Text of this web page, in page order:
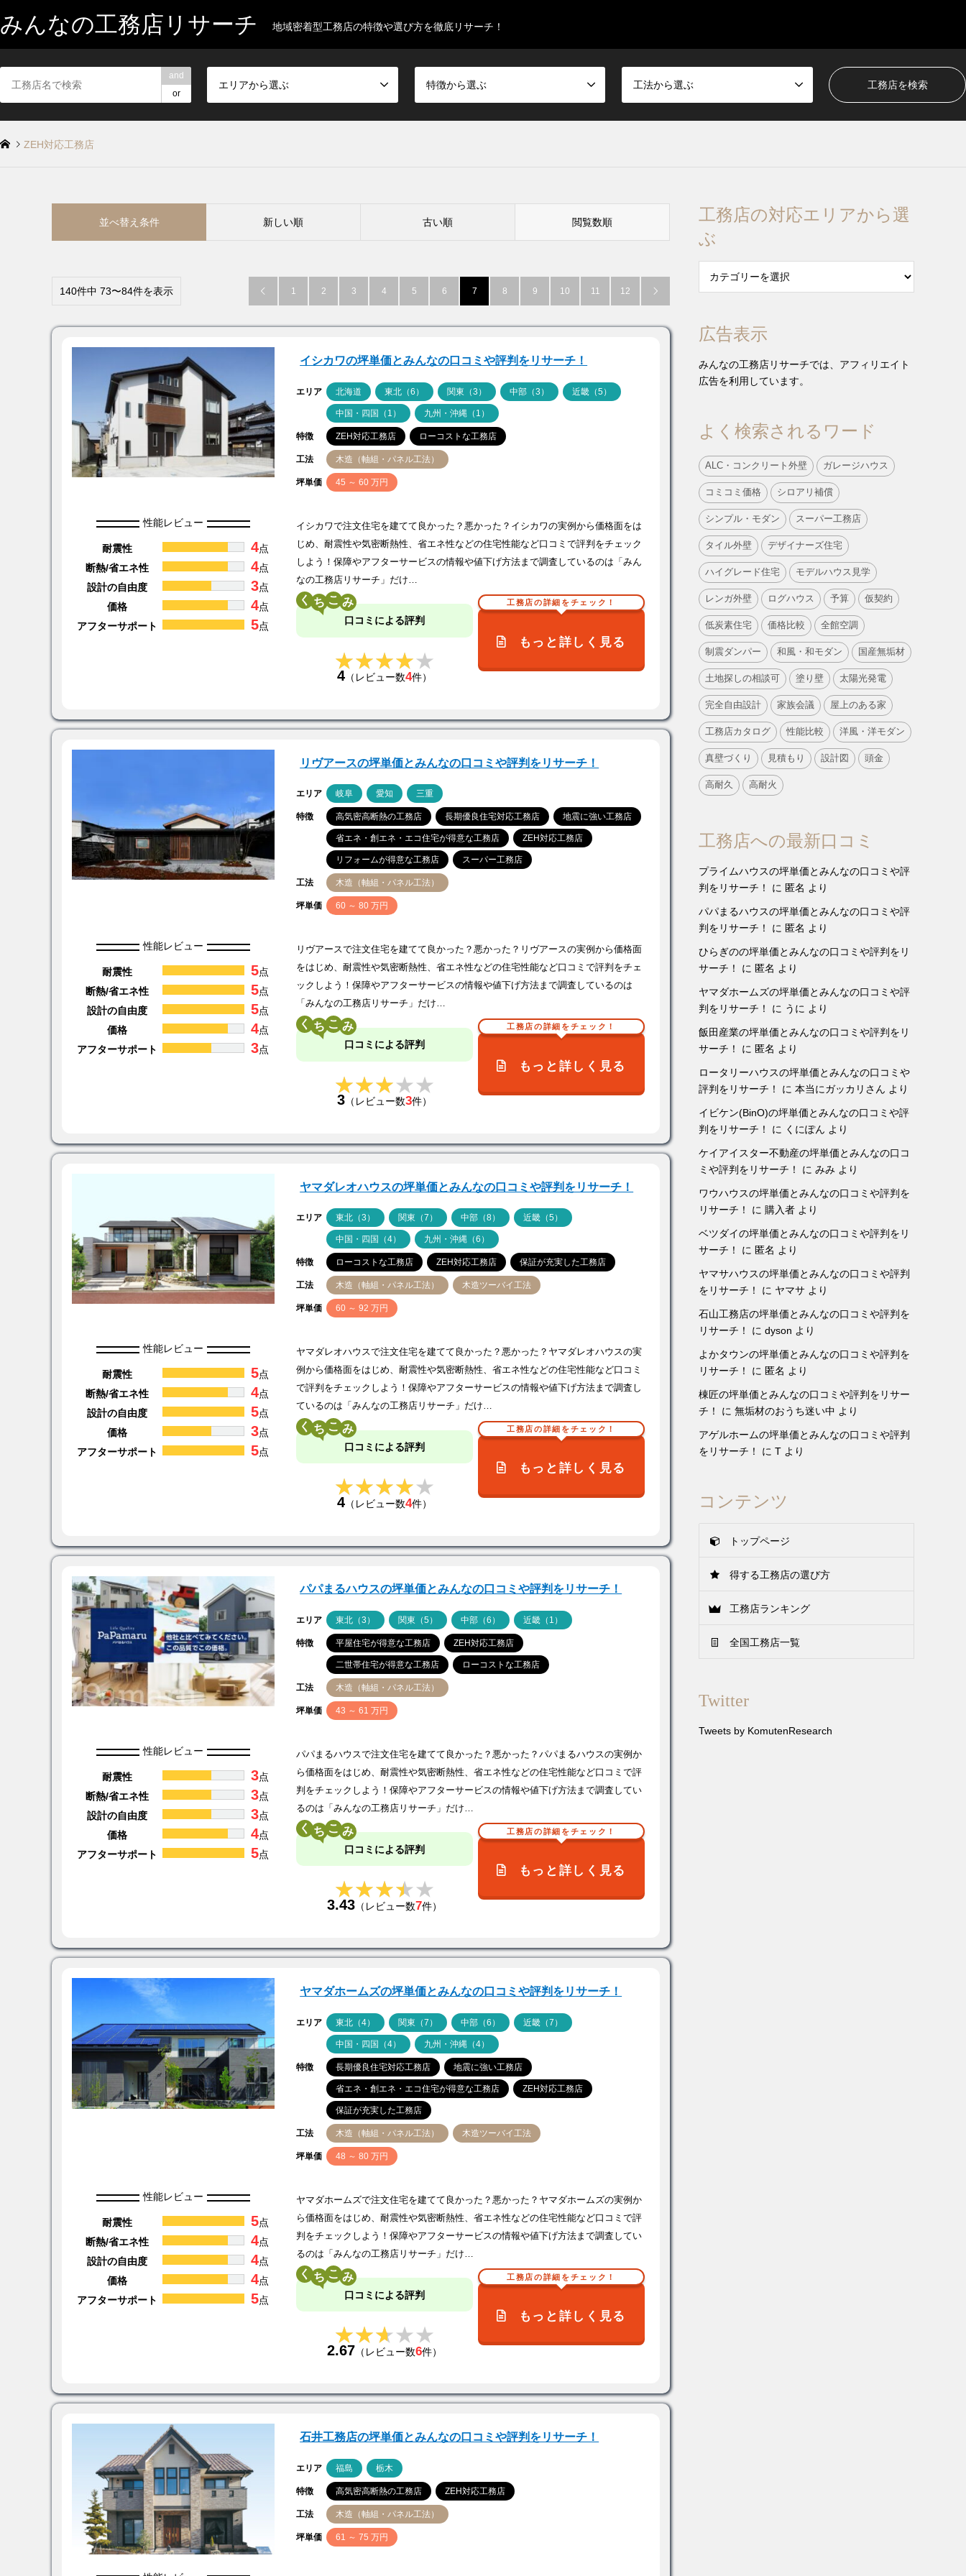
みんなの工務店リサーチ 地域密着型工務店の特徴や選び方を徹底リサーチ！
and
or
エリアから選ぶ 特徴から選ぶ 工法から選ぶ
ZEH対応工務店
並べ替え条件 新しい順 古い順 閲覧数順
140件中 73〜84件を表示  1 2 3 4 5 6 7 8 9 10 11 12 
イシカワの坪単価とみんなの口コミや評判をリサーチ！
エリア 北海道 東北（6） 関東（3） 中部（3） 近畿（5）
中国・四国（1） 九州・沖縄（1）
特徴 ZEH対応工務店 ローコストな工務店
工法 木造（軸組・パネル工法）
坪単価 45 ～ 60 万円
性能レビュー
耐震性 4点
断熱/省エネ性
4点
設計の自由度
3点
価格
4点
アフターサポート
5点
イシカワで注文住宅を建てて良かった？悪かった？イシカワの実例から価格面をは
じめ、耐震性や気密断熱性、省エネ性などの住宅性能など口コミで評判をチェック
しよう！保障やアフターサービスの情報や値下げ方法まで調査しているのは「みん
なの工務店リサーチ」だけ…
く こ
口コミによる評判
★★★★★
★★★★★
4 （レビュー数4件）
工務店の詳細をチェック！
もっと詳しく見る
リヴアースの坪単価とみんなの口コミや評判をリサーチ！
エリア 岐阜 愛知 三重
特徴 高気密高断熱の工務店 長期優良住宅対応工務店 地震に強い工務店
省エネ・創エネ・エコ住宅が得意な工務店 ZEH対応工務店
リフォームが得意な工務店 スーパー工務店
工法 木造（軸組・パネル工法）
坪単価 60 ～ 80 万円
性能レビュー
耐震性 5点
断熱/省エネ性
5点
設計の自由度
5点
価格
4点
アフターサポート
3点
リヴアースで注文住宅を建てて良かった？悪かった？リヴアースの実例から価格面
をはじめ、耐震性や気密断熱性、省エネ性などの住宅性能など口コミで評判をチェ
ックしよう！保障やアフターサービスの情報や値下げ方法まで調査しているのは
「みんなの工務店リサーチ」だけ…
く こ
口コミによる評判
★★★★★
★★★★★
3 （レビュー数3件）
工務店の詳細をチェック！
もっと詳しく見る
ヤマダレオハウスの坪単価とみんなの口コミや評判をリサーチ！
エリア 東北（3） 関東（7） 中部（8） 近畿（5）
中国・四国（4） 九州・沖縄（6）
特徴 ローコストな工務店 ZEH対応工務店 保証が充実した工務店
工法 木造（軸組・パネル工法） 木造ツーバイ工法
坪単価 60 ～ 92 万円
性能レビュー
耐震性 5点
断熱/省エネ性
4点
設計の自由度
5点
価格
3点
アフターサポート
5点
ヤマダレオハウスで注文住宅を建てて良かった？悪かった？ヤマダレオハウスの実
例から価格面をはじめ、耐震性や気密断熱性、省エネ性などの住宅性能など口コミ
で評判をチェックしよう！保障やアフターサービスの情報や値下げ方法まで調査し
ているのは「みんなの工務店リサーチ」だけ…
く こ
口コミによる評判
★★★★★
★★★★★
4 （レビュー数4件）
工務店の詳細をチェック！
もっと詳しく見る
パパまるハウスの坪単価とみんなの口コミや評判をリサーチ！
エリア 東北（3） 関東（5） 中部（6） 近畿（1）
特徴 平屋住宅が得意な工務店 ZEH対応工務店
二世帯住宅が得意な工務店 ローコストな工務店
工法 木造（軸組・パネル工法）
坪単価 43 ～ 61 万円
性能レビュー
耐震性 3点
断熱/省エネ性
3点
設計の自由度
3点
価格
4点
アフターサポート
5点
パパまるハウスで注文住宅を建てて良かった？悪かった？パパまるハウスの実例か
ら価格面をはじめ、耐震性や気密断熱性、省エネ性などの住宅性能など口コミで評
判をチェックしよう！保障やアフターサービスの情報や値下げ方法まで調査してい
るのは「みんなの工務店リサーチ」だけ…
く こ
口コミによる評判
★★★★★
★★★★★
3.43 （レビュー数7件）
工務店の詳細をチェック！
もっと詳しく見る
ヤマダホームズの坪単価とみんなの口コミや評判をリサーチ！
エリア 東北（4） 関東（7） 中部（6） 近畿（7）
中国・四国（4） 九州・沖縄（4）
特徴 長期優良住宅対応工務店 地震に強い工務店
省エネ・創エネ・エコ住宅が得意な工務店 ZEH対応工務店
保証が充実した工務店
工法 木造（軸組・パネル工法） 木造ツーバイ工法
坪単価 48 ～ 80 万円
性能レビュー
耐震性 5点
断熱/省エネ性
4点
設計の自由度
4点
価格
4点
アフターサポート
5点
ヤマダホームズで注文住宅を建てて良かった？悪かった？ヤマダホームズの実例か
ら価格面をはじめ、耐震性や気密断熱性、省エネ性などの住宅性能など口コミで評
判をチェックしよう！保障やアフターサービスの情報や値下げ方法まで調査してい
るのは「みんなの工務店リサーチ」だけ…
く こ
口コミによる評判
★★★★★
★★★★★
2.67 （レビュー数6件）
工務店の詳細をチェック！
もっと詳しく見る
石井工務店の坪単価とみんなの口コミや評判をリサーチ！
エリア 福島 栃木
特徴 高気密高断熱の工務店 ZEH対応工務店
工法 木造（軸組・パネル工法）
坪単価 61 ～ 75 万円
工務店の対応エリアから選
ぶ
広告表示
みんなの工務店リサーチでは、アフィリエイト
広告を利用しています。
よく検索されるワード
ALC・コンクリート外壁 ガレージハウス
コミコミ価格 シロアリ補償
シンプル・モダン スーパー工務店
タイル外壁 デザイナーズ住宅
ハイグレード住宅 モデルハウス見学
レンガ外壁 ログハウス 予算 仮契約
低炭素住宅 価格比較 全館空調
制震ダンパー 和風・和モダン 国産無垢材
土地探しの相談可 塗り壁 太陽光発電
完全自由設計 家族会議 屋上のある家
工務店カタログ 性能比較 洋風・洋モダン
真壁づくり 見積もり 設計図 頭金
高耐久 高耐火
工務店への最新口コミ
プライムハウスの坪単価とみんなの口コミや評
判をリサーチ！
に 匿名 より
パパまるハウスの坪単価とみんなの口コミや評
判をリサーチ！
に 匿名 より
ひらぎのの坪単価とみんなの口コミや評判をリ
サーチ！
に 匿名 より
ヤマダホームズの坪単価とみんなの口コミや評
判をリサーチ！
に うに より
飯田産業の坪単価とみんなの口コミや評判をリ
サーチ！
に 匿名 より
ロータリーハウスの坪単価とみんなの口コミや
評判をリサーチ！
に 本当にガッカリさん より
イビケン(BinO)の坪単価とみんなの口コミや評
判をリサーチ！
に くにぽん より
ケイアイスター不動産の坪単価とみんなの口コ
ミや評判をリサーチ！
に みみ より
ワウハウスの坪単価とみんなの口コミや評判を
リサーチ！
に 購入者 より
ベツダイの坪単価とみんなの口コミや評判をリ
サーチ！
に 匿名 より
ヤマサハウスの坪単価とみんなの口コミや評判
をリサーチ！
に ヤマサ より
石山工務店の坪単価とみんなの口コミや評判を
リサーチ！
に dyson より
よかタウンの坪単価とみんなの口コミや評判を
リサーチ！
に 匿名 より
棟匠の坪単価とみんなの口コミや評判をリサー
チ！
に 無垢材のおうち迷い中 より
アゲルホームの坪単価とみんなの口コミや評判
をリサーチ！
に T より
コンテンツ
トップページ
得する工務店の選び方
工務店ランキング
全国工務店一覧
Twitter
Tweets by KomutenResearch